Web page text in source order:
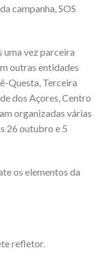
campanha, SOS
uma vez parceira
outras entidades
Questa, Terceira
dos Açores, Centro
organizadas várias
26 outubro e 5
os elementos da
refletor.